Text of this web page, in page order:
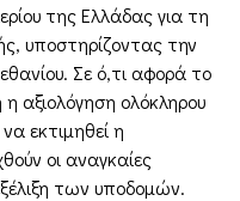
της Ελλάδας για τη
υποστηρίζοντας την
Σε ό,τι αφορά το
η αξιολόγηση ολόκληρου
εκτιμηθεί η
οι αναγκαίες
των υποδομών.